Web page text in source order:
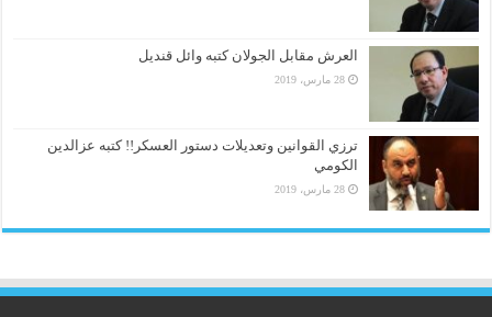
العرش مقابل الجولان كتبه وائل قنديل
28 مارس، 2019
ترزي القوانين وتعديلات دستور العسكر!! كتبه عزالدين
الكومي
28 مارس، 2019